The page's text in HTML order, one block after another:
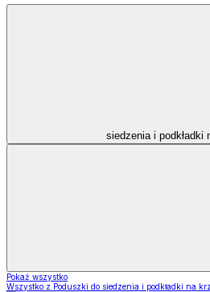
siedzenia i podkładki
Pokaż wszystko
Wszystko z Poduszki do siedzenia i podkładki na